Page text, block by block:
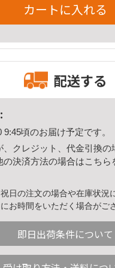
カートに入れる
配送する
9:45頃のお届け予定です。
、クレジット、代金引換の
の決済方法の場合はこちら
日の注文の場合や在庫状況
お時間をいただく場合がご
即日出荷条件について